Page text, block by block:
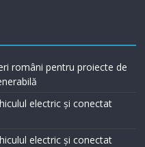
români pentru proiecte de
electric și conectat
electric și conectat